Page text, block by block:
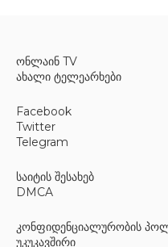
ონლაინ TV
ახალი ტელეარხები
Facebook
Twitter
Telegram
საიტის შესახებ
DMCA
კონფიდენციალურობის
უკუკავშირი